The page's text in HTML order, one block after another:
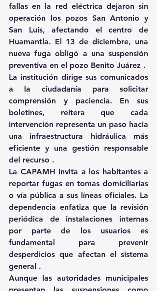
fallas en la red eléctrica dejaron sin
operación los pozos San Antonio y
San Luis, afectando el centro de
Huamantla. El 13 de diciembre, una
nueva fuga obligó a una suspensión
preventiva en el pozo Benito Juárez .
La institución dirige sus comunicados
a la ciudadanía para solicitar
comprensión y paciencia. En sus
boletines, reitera que cada
intervención representa un paso hacia
una infraestructura hidráulica más
eficiente y una gestión responsable
del recurso .
La CAPAMH invita a los habitantes a
reportar fugas en tomas domiciliarias
o vía pública a sus líneas oficiales. La
dependencia enfatiza que la revisión
periódica de instalaciones internas
por parte de los usuarios es
fundamental para prevenir
desperdicios que afectan el sistema
general .
Aunque las autoridades municipales